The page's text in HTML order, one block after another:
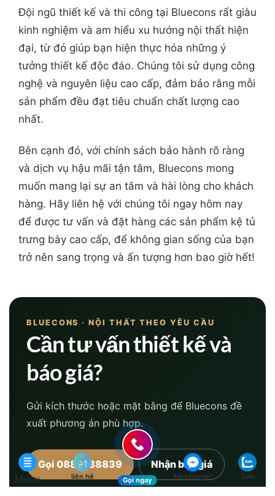
Đội ngũ thiết kế và thi công tại Bluecons rất giàu
kinh nghiệm và am hiểu xu hướng nội thất hiện
đại, từ đó giúp bạn hiện thực hóa những ý
tưởng thiết kế độc đáo. Chúng tôi sử dụng công
nghệ và nguyên liệu cao cấp, đảm bảo rằng mỗi
sản phẩm đều đạt tiêu chuẩn chất lượng cao
nhất.
Bên cạnh đó, với chính sách bảo hành rõ ràng
và dịch vụ hậu mãi tận tâm, Bluecons mong
muốn mang lại sự an tâm và hài lòng cho khách
hàng. Hãy liên hệ với chúng tôi ngay hôm nay
để được tư vấn và đặt hàng các sản phẩm kệ tủ
trưng bày cao cấp, để không gian sống của bạn
trở nên sang trọng và ấn tượng hơn bao giờ hết!
BLUECONS · NỘI THẤT THEO YÊU CẦU
Cần tư vấn thiết kế và
báo giá?
Gửi kích thước hoặc mặt bằng để Bluecons đề
xuất phương án phù hợp.
Gọi 0889188839
Nhận báo giá
Menu
liên hệ Gọi ngay Messenger Zalo